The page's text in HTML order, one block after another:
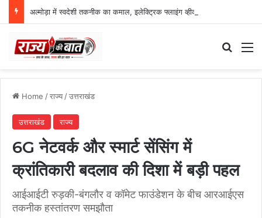
Home /राज्य/उत्तराखंड
उत्तराखंड राज्य
6G नेटवर्क और स्मार्ट सेंसिंग में
क्रांतिकारी बदलाव की दिशा में बड़ी पहल
आईआईटी रुड़की-बंगलौर व कॉमेट फाउंडेशन के बीच आरआईएस
तकनीक हस्तांतरण समझौता